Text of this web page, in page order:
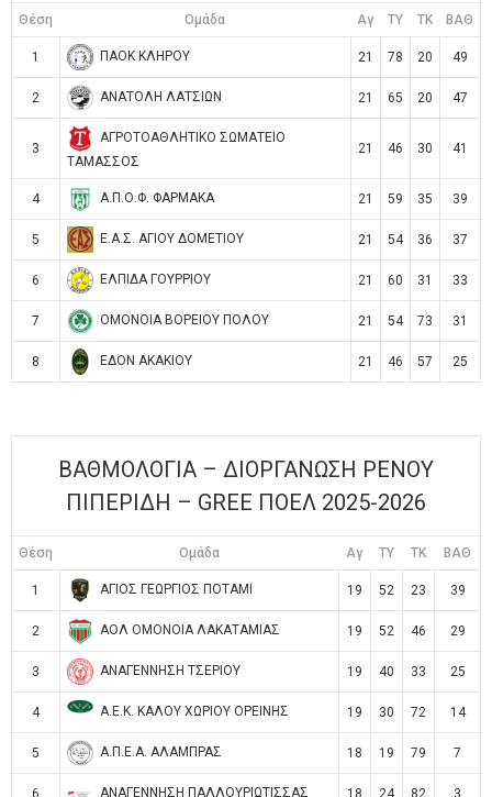
Θέση Ομάδα Αγ TY TK ΒΑΘ
1 ΠΑΟΚ ΚΛΗΡΟΥ 21 78 20 49
2 ΑΝΑΤΟΛΗ ΛΑΤΣΙΩΝ 21 65 20 47
3
ΑΓΡΟΤΟΑΘΛΗΤΙΚΟ ΣΩΜΑΤΕΙΟ
ΤΑΜΑΣΣΟΣ
21 46 30 41
4 Α.Π.Ο.Φ. ΦΑΡΜΑΚΑ 21 59 35 39
5 Ε.Α.Σ. ΑΓΙΟΥ ΔΟΜΕΤΙΟΥ 21 54 36 37
6 ΕΛΠΙΔΑ ΓΟΥΡΡΙΟΥ 21 60 31 33
7 ΟΜΟΝΟΙΑ ΒΟΡΕΙΟΥ ΠΟΛΟΥ 21 54 73 31
8 ΕΔΟΝ ΑΚΑΚΙΟΥ 21 46 57 25
ΒΑΘΜΟΛΟΓΙΑ – ΔΙΟΡΓΑΝΩΣΗ ΡΕΝΟΥ
ΠΙΠΕΡΙΔΗ – GREE ΠΟΕΛ 2025-2026
Θέση Ομάδα Αγ TY TK ΒΑΘ
1 ΑΓΙΟΣ ΓΕΩΡΓΙΟΣ ΠΟΤΑΜΙ 19 52 23 39
2 ΑΟΛ ΟΜΟΝΟΙΑ ΛΑΚΑΤΑΜΙΑΣ 19 52 46 29
3 ΑΝΑΓΕΝΝΗΣΗ ΤΣΕΡΙΟΥ 19 40 33 25
4 Α.Ε.Κ. ΚΑΛΟΥ ΧΩΡΙΟΥ ΟΡΕΙΝΗΣ 19 30 72 14
5 Α.Π.Ε.Α. ΑΛΑΜΠΡΑΣ 18 19 79 7
6 ΑΝΑΓΕΝΝΗΣΗ ΠΑΛΛΟΥΡΙΩΤΙΣΣΑΣ 18 24 82 3